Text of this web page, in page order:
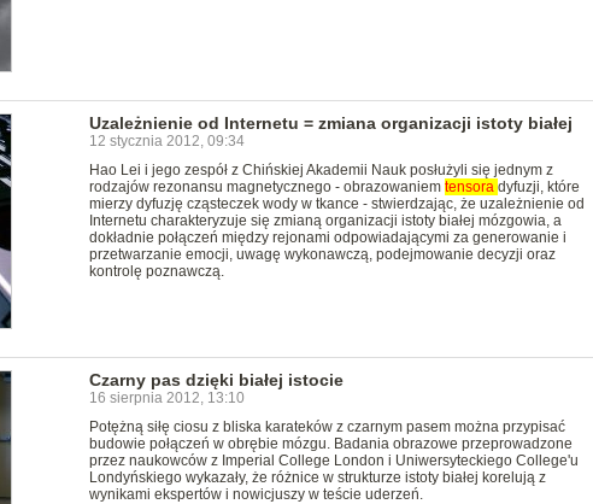
Uzależnienie od Internetu = zmiana organizacji istoty białej
12 stycznia 2012, 09:34
Hao Lei i jego zespół z Chińskiej Akademii Nauk posłużyli się jednym z
rodzajów rezonansu magnetycznego - obrazowaniem tensora dyfuzji, które
mierzy dyfuzję cząsteczek wody w tkance - stwierdzając, że uzależnienie od
Internetu charakteryzuje się zmianą organizacji istoty białej mózgowia, a
dokładnie połączeń między rejonami odpowiadającymi za generowanie i
przetwarzanie emocji, uwagę wykonawczą, podejmowanie decyzji oraz
kontrolę poznawczą.
Czarny pas dzięki białej istocie
16 sierpnia 2012, 13:10
Potężną siłę ciosu z bliska karateków z czarnym pasem można przypisać
budowie połączeń w obrębie mózgu. Badania obrazowe przeprowadzone
przez naukowców z Imperial College London i Uniwersyteckiego College'u
Londyńskiego wykazały, że różnice w strukturze istoty białej korelują z
wynikami ekspertów i nowicjuszy w teście uderzeń.